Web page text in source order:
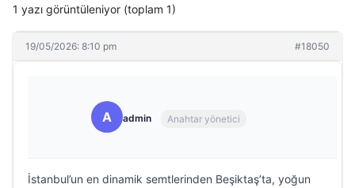
1 yazı görüntüleniyor (toplam 1)
19/05/2026: 8:10 pm #18050
A admin Anahtar yönetici
İstanbul’un en dinamik semtlerinden Beşiktaş’ta, yoğun